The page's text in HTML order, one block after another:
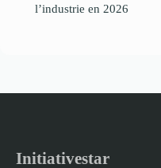
l’industrie en 2026
Initiativestar